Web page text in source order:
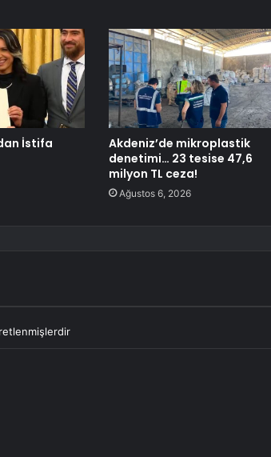
İstifa
Akdeniz’de mikroplastik
denetimi… 23 tesise 47,6
milyon TL ceza!
Ağustos 6, 2026